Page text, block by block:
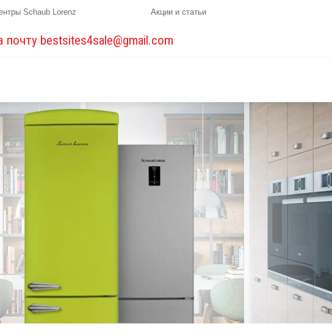
Schaub Lorenz Акции и статьи
почту bestsites4sale@gmail.com